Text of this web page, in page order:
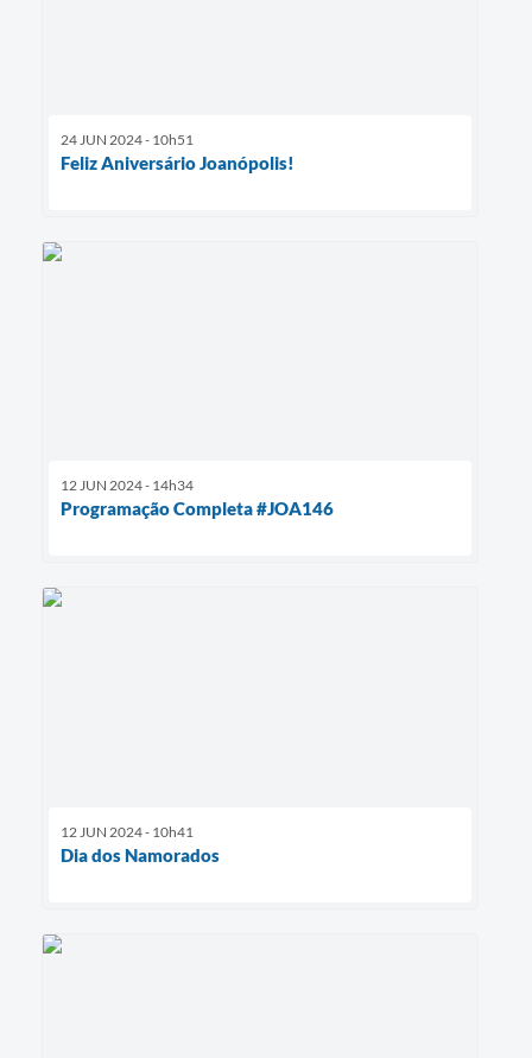
24 JUN 2024 - 10h51
Feliz Aniversário Joanópolis!
12 JUN 2024 - 14h34
Programação Completa #JOA146
12 JUN 2024 - 10h41
Dia dos Namorados